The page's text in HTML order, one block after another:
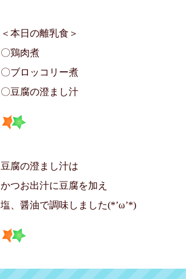
＜本日の離乳食＞
〇鶏肉煮
〇ブロッコリー煮
〇豆腐の澄まし汁
豆腐の澄まし汁は
かつお出汁に豆腐を加え
塩、醤油で調味しました(*’ω’*)